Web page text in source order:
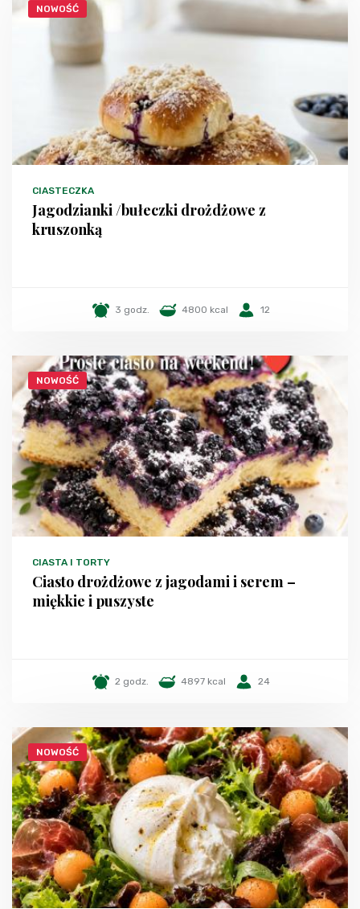
NOWOŚĆ
CIASTECZKA
Jagodzianki /bułeczki drożdżowe z
kruszonką
3 godz. 4800 kcal 12
NOWOŚĆ
CIASTA I TORTY
Ciasto drożdżowe z jagodami i serem –
miękkie i puszyste
2 godz. 4897 kcal 24
NOWOŚĆ